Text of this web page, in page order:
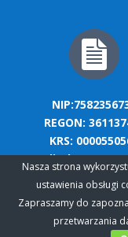
REGON:
KRS:
polityka
Nasza strona
ustawienia obsługi
Zapraszamy do
przetwarzania